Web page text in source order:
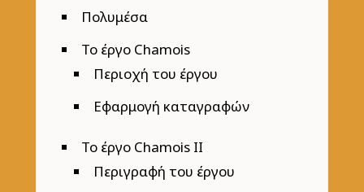
Πολυμέσα
Το έργο Chamois
Περιοχή του έργου
Εφαρμογή καταγραφών
Το έργο Chamois II
Περιγραφή του έργου